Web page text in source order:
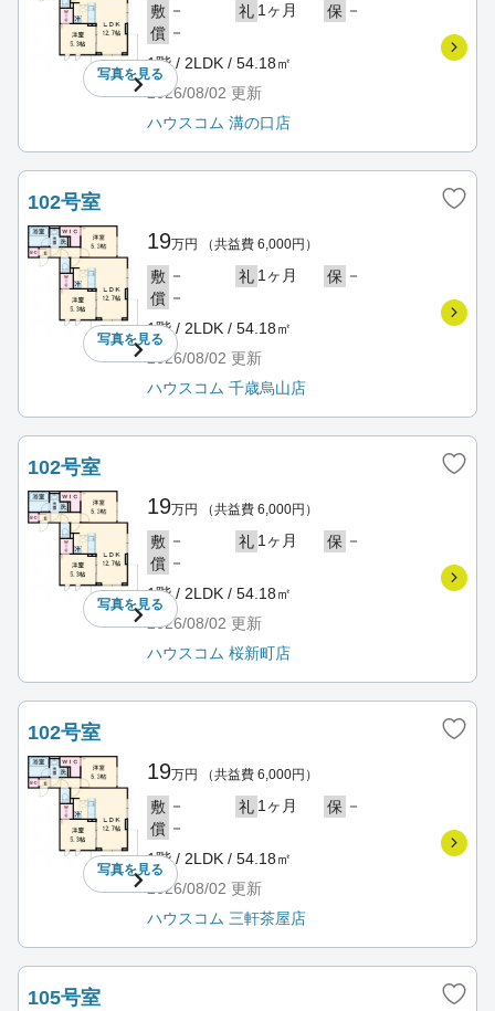
写真を見る
敷 － 礼 1ヶ月 保 －
償 －
1階 / 2LDK / 54.18㎡
2026/08/02 更新
ハウスコム 溝の口店
102号室
写真を見る
19万円 （共益費 6,000円）
敷 － 礼 1ヶ月 保 －
償 －
1階 / 2LDK / 54.18㎡
2026/08/02 更新
ハウスコム 千歳烏山店
102号室
写真を見る
19万円 （共益費 6,000円）
敷 － 礼 1ヶ月 保 －
償 －
1階 / 2LDK / 54.18㎡
2026/08/02 更新
ハウスコム 桜新町店
102号室
写真を見る
19万円 （共益費 6,000円）
敷 － 礼 1ヶ月 保 －
償 －
1階 / 2LDK / 54.18㎡
2026/08/02 更新
ハウスコム 三軒茶屋店
105号室